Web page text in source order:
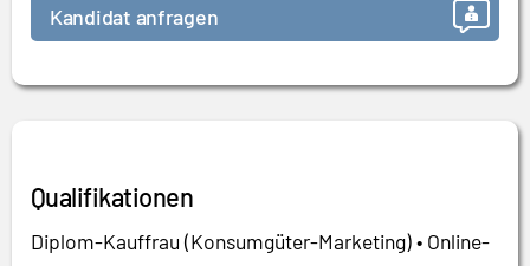
Kandidat anfragen
Qualifikationen
Diplom-Kauffrau (Konsumgüter-Marketing) • Online-